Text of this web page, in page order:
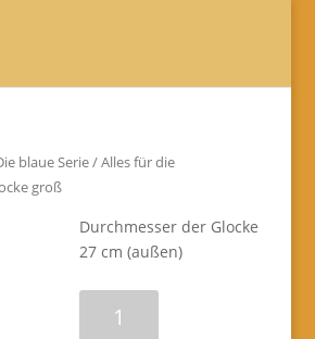
blaue Serie/Alles für die
groß
Durchmesser der Glocke
27 cm (außen)